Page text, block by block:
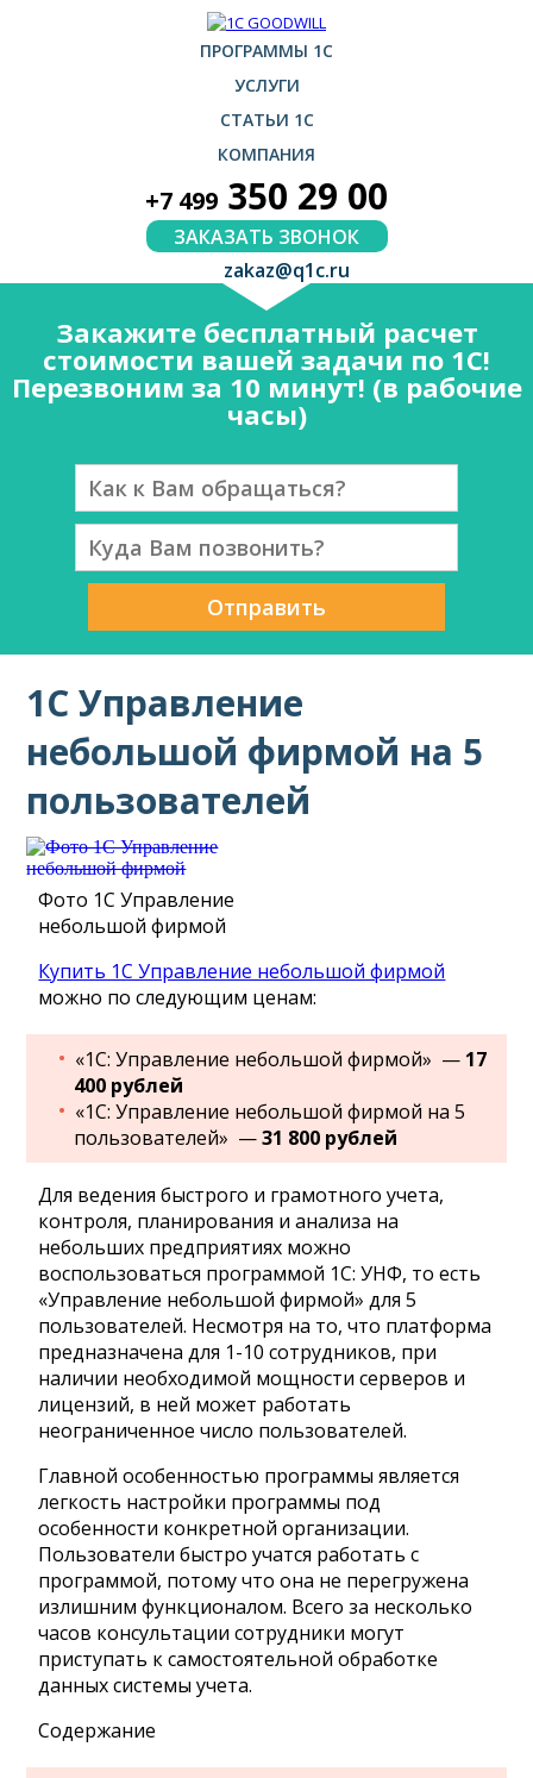
ПРОГРАММЫ 1С
УСЛУГИ
СТАТЬИ 1С
КОМПАНИЯ
+7 499 350 29 00
ЗАКАЗАТЬ ЗВОНОК
zakaz@q1c.ru
Закажите бесплатный расчет
стоимости вашей задачи по 1С!
Перезвоним за 10 минут! (в рабочие
часы)
Отправить
1С Управление
небольшой фирмой на 5
пользователей
Фото 1С Управление
небольшой фирмой
Купить 1С Управление небольшой фирмой
можно по следующим ценам:
«1С: Управление небольшой фирмой» — 17
400 рублей
«1С: Управление небольшой фирмой на 5
пользователей» —31 800 рублей
Для ведения быстрого и грамотного учета,
контроля, планирования и анализа на
небольших предприятиях можно
воспользоваться программой 1С: УНФ, то есть
«Управление небольшой фирмой» для 5
пользователей. Несмотря на то, что платформа
предназначена для 1-10 сотрудников, при
наличии необходимой мощности серверов и
лицензий, в ней может работать
неограниченное число пользователей.
Главной особенностью программы является
легкость настройки программы под
особенности конкретной организации.
Пользователи быстро учатся работать с
программой, потому что она не перегружена
излишним функционалом. Всего за несколько
часов консультации сотрудники могут
приступать к самостоятельной обработке
данных системы учета.
Содержание